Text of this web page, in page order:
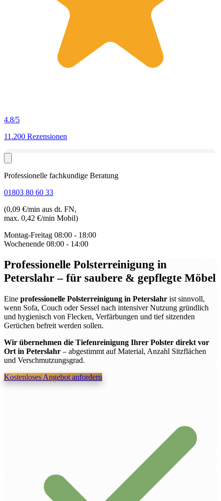
4.8/5
11.200 Rezensionen
Professionelle fachkundige Beratung
01803 80 60 33
(0,09 €/min aus dt. FN,
max. 0,42 €/min Mobil)
Montag-Freitag 08:00 - 18:00
Wochenende 08:00 - 14:00
Professionelle Polsterreinigung in
Peterslahr– für saubere & gepflegte Möbel
Eine professionelle Polsterreinigung in Peterslahr ist sinnvoll,
wenn Sofa, Couch oder Sessel nach intensiver Nutzung gründlich
und hygienisch von Flecken, Verfärbungen und tief sitzenden
Gerüchen befreit werden sollen.
Wir übernehmen die Tiefenreinigung Ihrer Polster direkt vor
Ort in Peterslahr – abgestimmt auf Material, Anzahl Sitzflächen
und Verschmutzungsgrad.
Kostenloses Angebot anfordern